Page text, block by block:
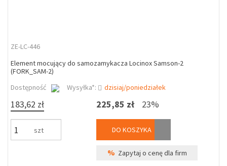
ZE-LC-446
Element mocujący do samozamykacza Locinox Samson-2
(FORK_SAM-2)
Dostępność
Wysyłka*: dzisiaj/poniedziałek
183,62 zł
szt
225,85 zł 23%
DO KOSZYKA
% Zapytaj o cenę dla firm